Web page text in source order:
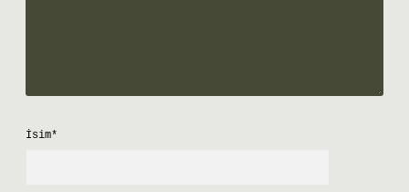
İsim*